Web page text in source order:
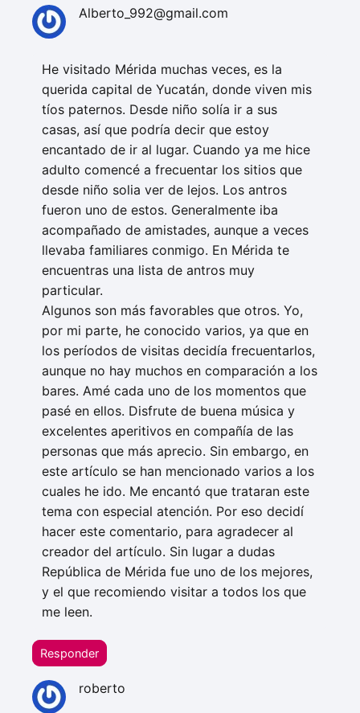
Alberto_992@gmail.com
He visitado Mérida muchas veces, es la
querida capital de Yucatán, donde viven mis
tíos paternos. Desde niño solía ir a sus
casas, así que podría decir que estoy
encantado de ir al lugar. Cuando ya me hice
adulto comencé a frecuentar los sitios que
desde niño solia ver de lejos. Los antros
fueron uno de estos. Generalmente iba
acompañado de amistades, aunque a veces
llevaba familiares conmigo. En Mérida te
encuentras una lista de antros muy
particular.
Algunos son más favorables que otros. Yo,
por mi parte, he conocido varios, ya que en
los períodos de visitas decidía frecuentarlos,
aunque no hay muchos en comparación a los
bares. Amé cada uno de los momentos que
pasé en ellos. Disfrute de buena música y
excelentes aperitivos en compañía de las
personas que más aprecio. Sin embargo, en
este artículo se han mencionado varios a los
cuales he ido. Me encantó que trataran este
tema con especial atención. Por eso decidí
hacer este comentario, para agradecer al
creador del artículo. Sin lugar a dudas
República de Mérida fue uno de los mejores,
y el que recomiendo visitar a todos los que
me leen.
Responder
roberto